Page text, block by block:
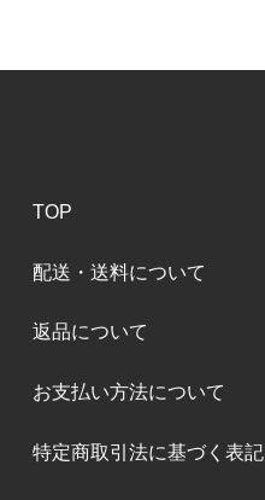
TOP
配送・送料について
返品について
お支払い方法について
特定商取引法に基づく表記